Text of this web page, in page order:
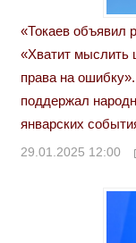
«Токаев объявил
«Хватит мыслить
права на
поддержал
январских
29.01.2025 12:00